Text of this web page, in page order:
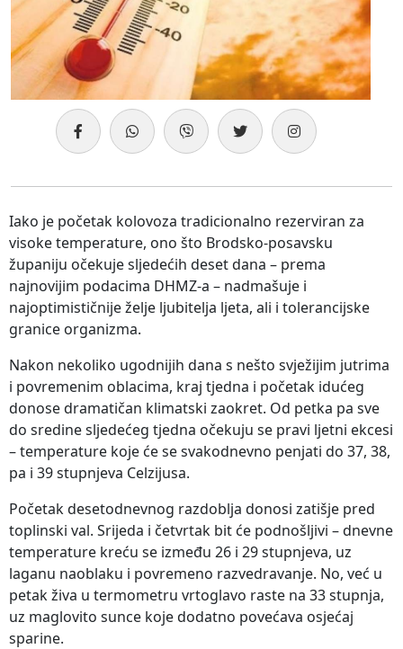
Iako je početak kolovoza tradicionalno rezerviran za
visoke temperature, ono što Brodsko-posavsku
županiju očekuje sljedećih deset dana – prema
najnovijim podacima DHMZ-a – nadmašuje i
najoptimističnije želje ljubitelja ljeta, ali i tolerancijske
granice organizma.
Nakon nekoliko ugodnijih dana s nešto svježijim jutrima
i povremenim oblacima, kraj tjedna i početak idućeg
donose dramatičan klimatski zaokret. Od petka pa sve
do sredine sljedećeg tjedna očekuju se pravi ljetni ekcesi
– temperature koje će se svakodnevno penjati do 37, 38,
pa i 39 stupnjeva Celzijusa.
Početak desetodnevnog razdoblja donosi zatišje pred
toplinski val. Srijeda i četvrtak bit će podnošljivi – dnevne
temperature kreću se između 26 i 29 stupnjeva, uz
laganu naoblaku i povremeno razvedravanje. No, već u
petak živa u termometru vrtoglavo raste na 33 stupnja,
uz maglovito sunce koje dodatno povećava osjećaj
sparine.